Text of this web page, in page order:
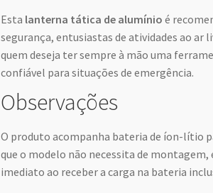
Esta lanterna tática de alumínio é
segurança, entusiastas de atividades ao ar
quem deseja ter sempre à mão uma
confiável para situações de emergência.
Observações
O produto acompanha bateria de íon-lítio
que o modelo não necessita de
imediato ao receber a carga na bateria